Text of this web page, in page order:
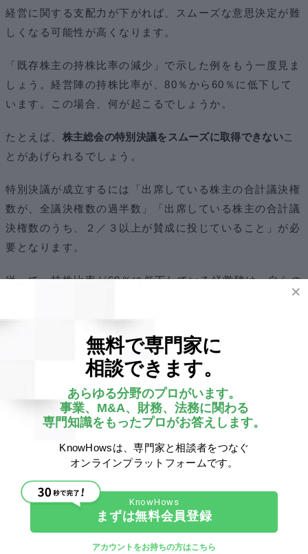
経営に関する支配力が下がれば、スムーズな意思決定が難
しくなる可能性が高くなります。
「既存株主の持株比率の減少」で示した例をもう一度見ま
しょう。経営陣の持株比率が、80％から60％に低下して
います。この場合、何が起こるでしょうか。
たとえば、 株主総会の特別決議をスムーズに取得できないこ
とがあげられるでしょう。
特別決議が成立するには「出席している株主の合計議決権
数が、全議決権数の過半数」「出席している株主の合計議
決権数のうち、２／３以上が賛成に投じていること」が必
要となります。
従って、持株比率が60％に低下している経営陣は、自らの
意思だけでなく、Aさん・Bさん・Cさんのいずれか１人以
上の賛成がないと決議を得ることができません。場合によ
っては可決されない可能性があるのです。
・経営陣の持株比率を下げ過ぎないようにするためには？
経営陣の持株比率を下げ過ぎないようにするためには、主
に２種類の方法があります。
具体的な資本政策の作成 です。
資本政策とは、スタートアップ企業やベンチャー企業が、
イグジットに向けて企業を成長させるために立てる計画
計画作成では、目標達成までに必要な資金を算出した上
無料で専門家に
相談できます。
あらゆる分野のプロがいます。
事業、M&A、財務、法務に関わる
専門知識をもったプロがお答えします。
KnowHowsは、専門家と相談者をつなぐ
オンラインプラットフォームです。
まずは無料会員登録
アカウントをお持ちの方はこちら